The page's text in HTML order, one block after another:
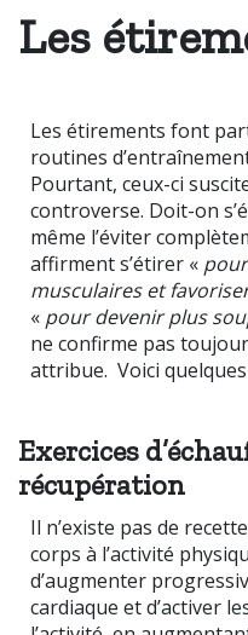
Les
Les étirements font
routines
Pourtant, ceux-ci
controverse. Doit-on
même l’éviter
affirment s’étirer «
musculaires et
« pour devenir plus
ne confirme pas
attribue. Voici
Exercices
récupération
Il n’existe pas de
corps à l’activité
d’augmenter
cardiaque et d’activer